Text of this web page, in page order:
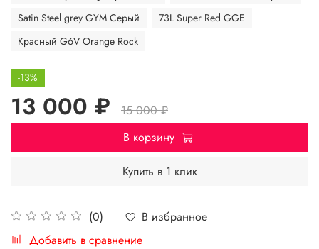
(0)
В избранное
Добавить в сравнение
Satin Steel grey GYM Серый
73L Super Red GGE
Красный G6V Orange Rock
-13%
13 000 ₽
15 000 ₽
В корзину
Купить в 1 клик